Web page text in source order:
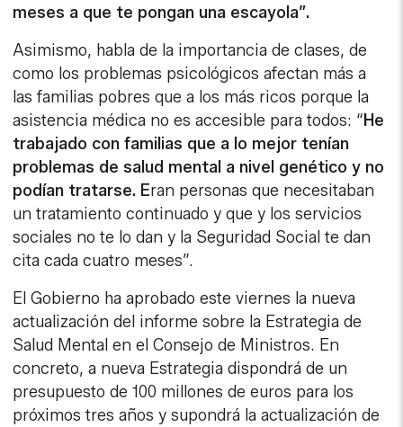
meses a que te pongan una escayola”.
Asimismo, habla de la importancia de clases, de
como los problemas psicológicos afectan más a
las familias pobres que a los más ricos porque la
asistencia médica no es accesible para todos: “He
trabajado con familias que a lo mejor tenían
problemas de salud mental a nivel genético y no
podían tratarse. Eran personas que necesitaban
un tratamiento continuado y que y los servicios
sociales no te lo dan y la Seguridad Social te dan
cita cada cuatro meses”.
El Gobierno ha aprobado este viernes la nueva
actualización del informe sobre la Estrategia de
Salud Mental en el Consejo de Ministros. En
concreto, a nueva Estrategia dispondrá de un
presupuesto de 100 millones de euros para los
próximos tres años y supondrá la actualización de